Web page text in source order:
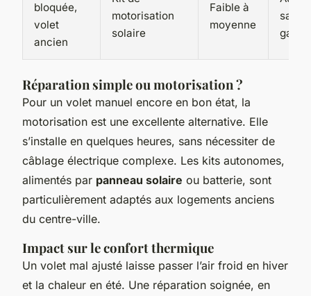
bloquée,
volet
ancien
motorisation
solaire
Faible à
moyenne
sans
gain
Réparation simple ou motorisation ?
Pour un volet manuel encore en bon état, la
motorisation est une excellente alternative. Elle
s’installe en quelques heures, sans nécessiter de
câblage électrique complexe. Les kits autonomes,
alimentés par panneau solaire ou batterie, sont
particulièrement adaptés aux logements anciens
du centre-ville.
Impact sur le confort thermique
Un volet mal ajusté laisse passer l’air froid en hiver
et la chaleur en été. Une réparation soignée, en